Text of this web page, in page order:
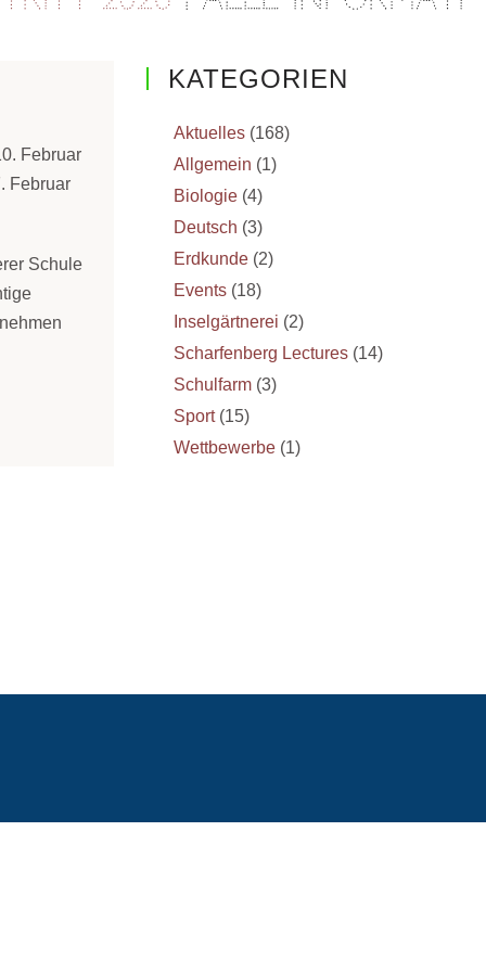
Februar
Februar
Schule
KATEGORIEN
Aktuelles (168)
Allgemein (1)
Biologie (4)
Deutsch (3)
Erdkunde (2)
Events (18)
Inselgärtnerei (2)
Scharfenberg Lectures (14)
Schulfarm (3)
Sport(15)
Wettbewerbe (1)